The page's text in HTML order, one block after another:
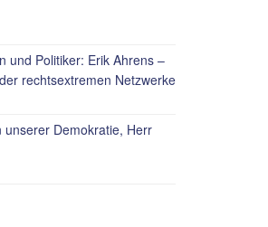
und Politiker: Erik Ahrens –
rechtsextremen Netzwerke
unserer Demokratie, Herr